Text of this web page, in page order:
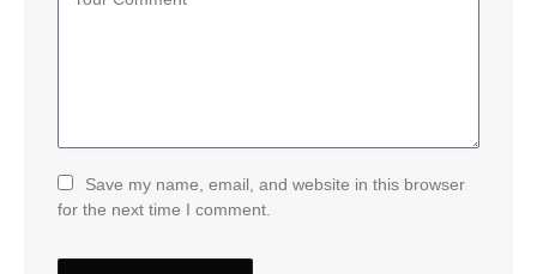
Save my name, email, and website in this browser
for the next time I comment.